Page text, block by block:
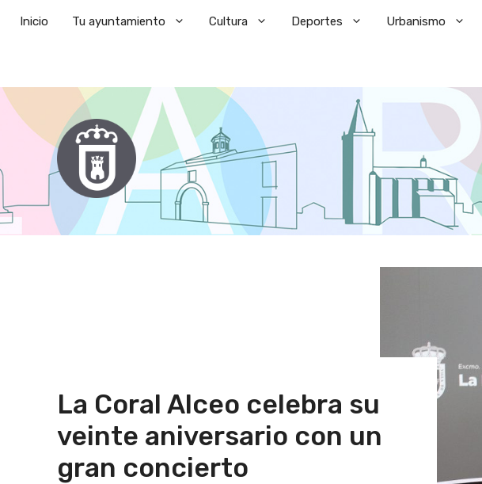
Inicio Tu ayuntamiento Cultura Deportes Urbanismo
La Coral Alceo celebra su
veinte aniversario con un
gran concierto